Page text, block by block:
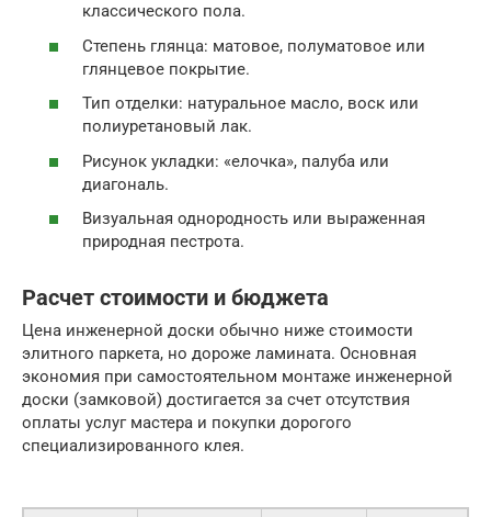
классического пола.
Степень глянца: матовое, полуматовое или
глянцевое покрытие.
Тип отделки: натуральное масло, воск или
полиуретановый лак.
Рисунок укладки: «елочка», палуба или
диагональ.
Визуальная однородность или выраженная
природная пестрота.
Расчет стоимости и бюджета
Цена инженерной доски обычно ниже стоимости
элитного паркета, но дороже ламината. Основная
экономия при самостоятельном монтаже инженерной
доски (замковой) достигается за счет отсутствия
оплаты услуг мастера и покупки дорогого
специализированного клея.